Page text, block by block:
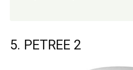
5. PETREE 2